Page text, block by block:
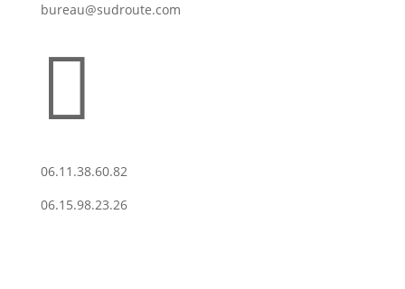
bureau@sudroute.com

06.11.38.60.82
06.15.98.23.26